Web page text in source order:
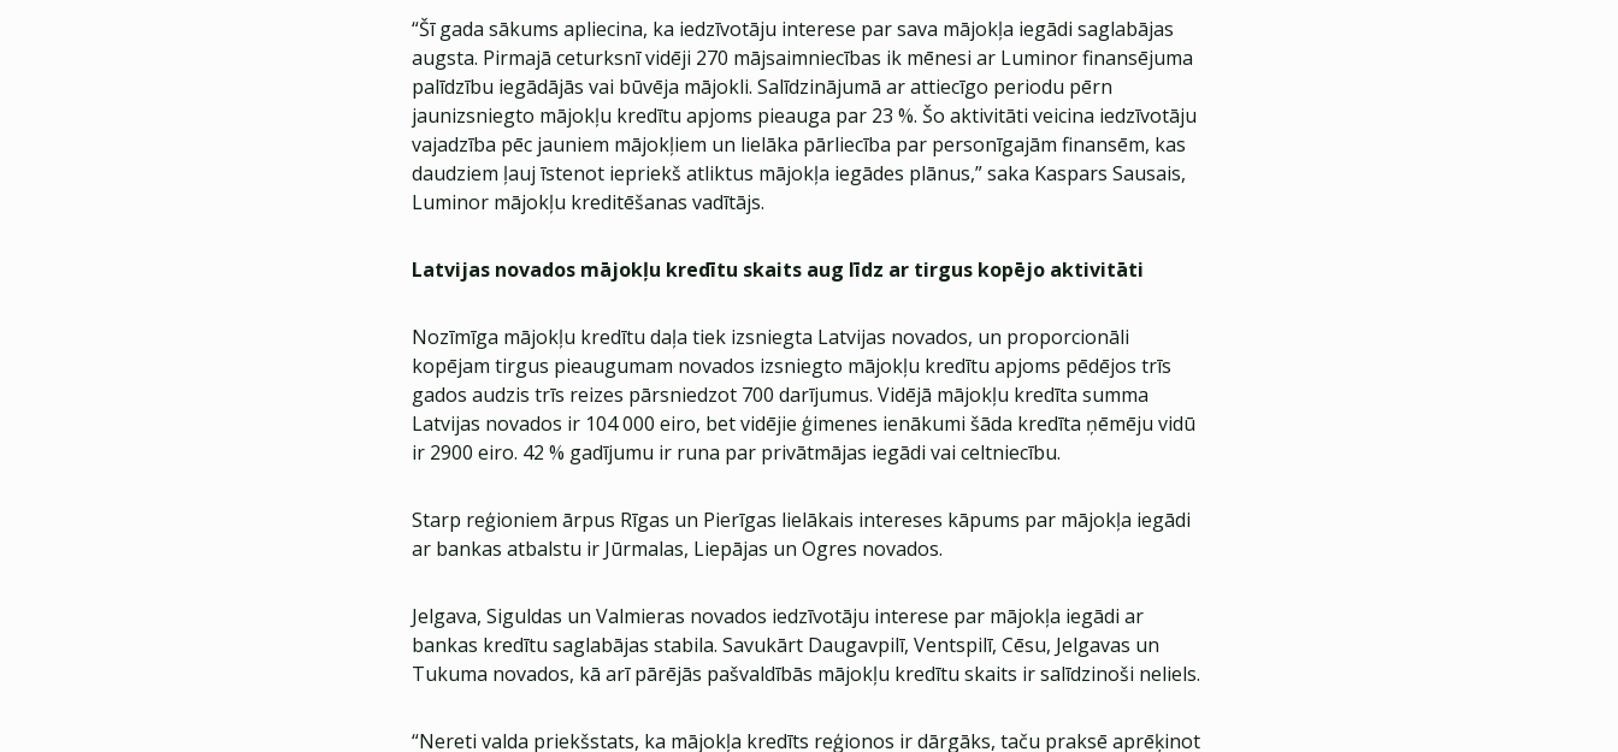
“Šī gada sākums apliecina, ka iedzīvotāju interese par sava mājokļa iegādi saglabājas
augsta. Pirmajā ceturksnī vidēji 270 mājsaimniecības ik mēnesi ar Luminor finansējuma
palīdzību iegādājās vai būvēja mājokli. Salīdzinājumā ar attiecīgo periodu pērn
jaunizsniegto mājokļu kredītu apjoms pieauga par 23 %. Šo aktivitāti veicina iedzīvotāju
vajadzība pēc jauniem mājokļiem un lielāka pārliecība par personīgajām finansēm, kas
daudziem ļauj īstenot iepriekš atliktus mājokļa iegādes plānus,” saka Kaspars Sausais,
Luminor mājokļu kreditēšanas vadītājs.
Latvijas novados mājokļu kredītu skaits aug līdz ar tirgus kopējo aktivitāti
Nozīmīga mājokļu kredītu daļa tiek izsniegta Latvijas novados, un proporcionāli
kopējam tirgus pieaugumam novados izsniegto mājokļu kredītu apjoms pēdējos trīs
gados audzis trīs reizes pārsniedzot 700 darījumus. Vidējā mājokļu kredīta summa
Latvijas novados ir 104 000 eiro, bet vidējie ģimenes ienākumi šāda kredīta ņēmēju vidū
ir 2900 eiro. 42 % gadījumu ir runa par privātmājas iegādi vai celtniecību.
Starp reģioniem ārpus Rīgas un Pierīgas lielākais intereses kāpums par mājokļa iegādi
ar bankas atbalstu ir Jūrmalas, Liepājas un Ogres novados.
Jelgava, Siguldas un Valmieras novados iedzīvotāju interese par mājokļa iegādi ar
bankas kredītu saglabājas stabila. Savukārt Daugavpilī, Ventspilī, Cēsu, Jelgavas un
Tukuma novados, kā arī pārējās pašvaldībās mājokļu kredītu skaits ir salīdzinoši neliels.
“Nereti valda priekšstats, ka mājokļa kredīts reģionos ir dārgāks, taču praksē aprēķinot